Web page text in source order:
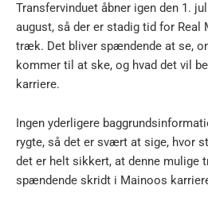
Transfervinduet åbner igen den 1.
august, så der er stadig tid for Real
træk. Det bliver spændende at se,
kommer til at ske, og hvad det vil
karriere.
Ingen yderligere
rygte, så det er svært at sige, hvor
det er helt sikkert, at denne mulige
spændende skridt i Mainoos